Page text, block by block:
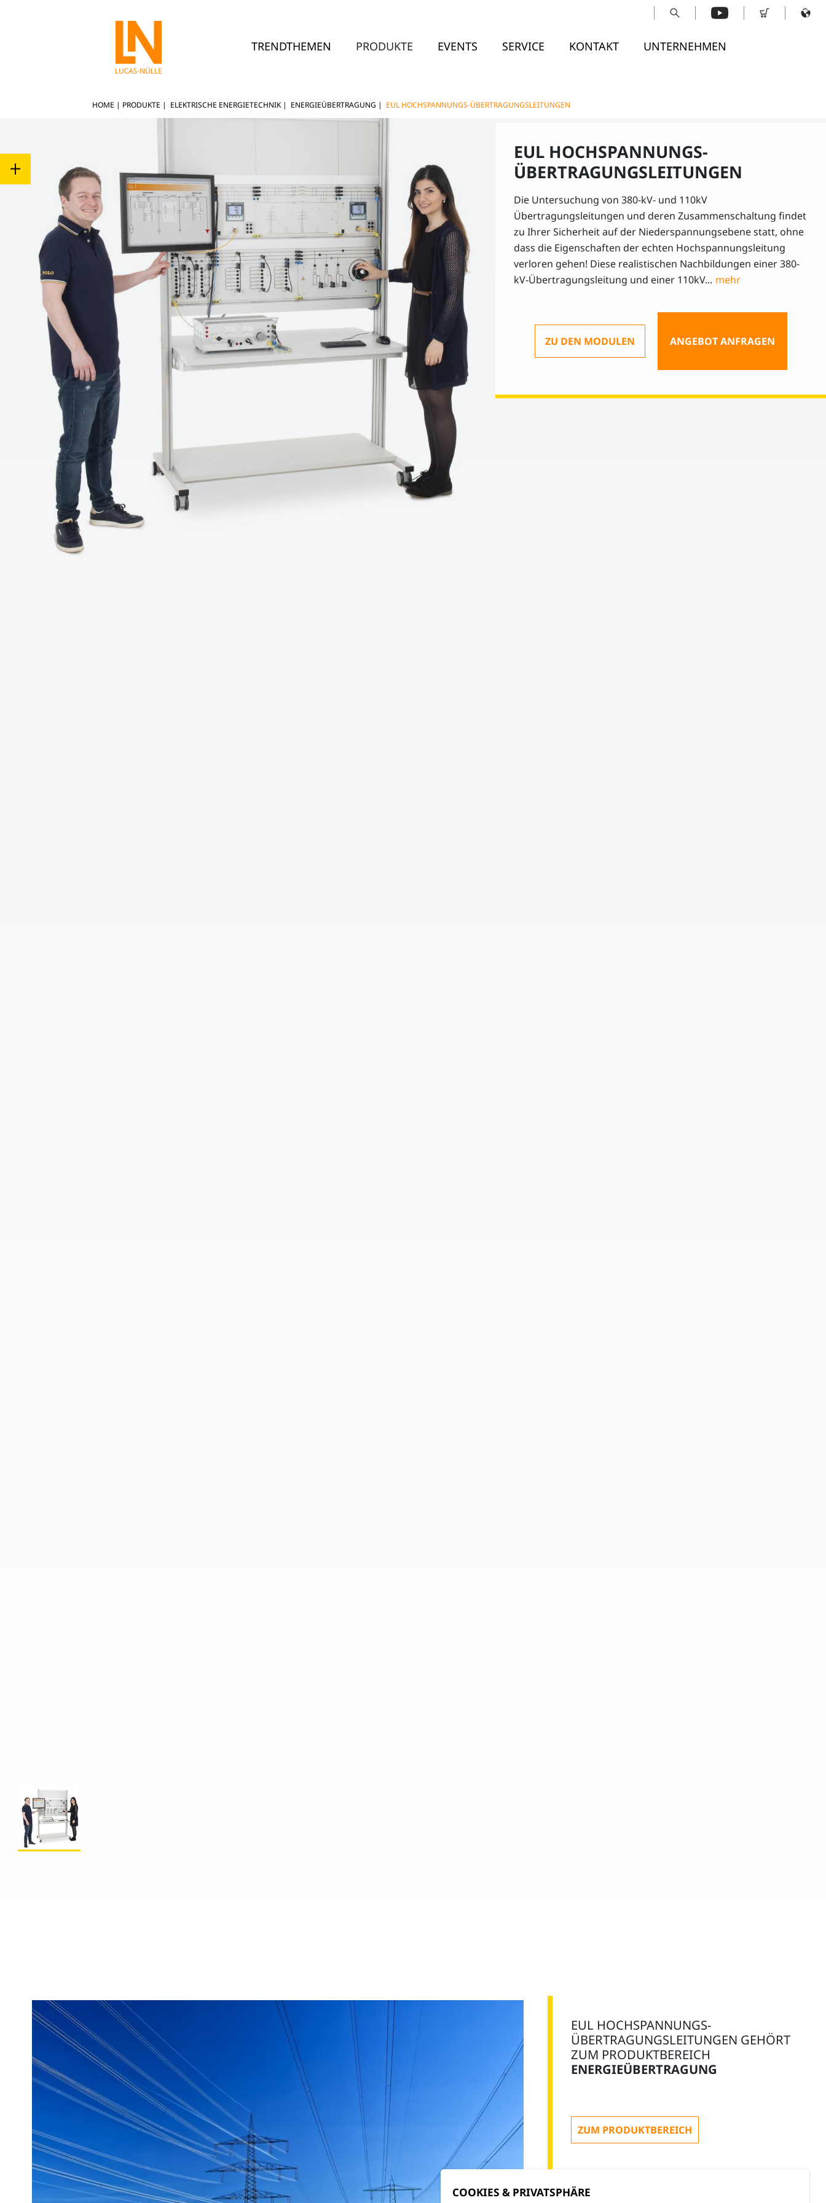
TRENDTHEMEN PRODUKTE EVENTS SERVICE KONTAKT UNTERNEHMEN
HOME | PRODUKTE | ELEKTRISCHE ENERGIETECHNIK | ENERGIEÜBERTRAGUNG | EUL HOCHSPANNUNGS-ÜBERTRAGUNGSLEITUNGEN
EUL HOCHSPANNUNGS-
ÜBERTRAGUNGSLEITUNGEN
Die Untersuchung von 380-kV- und 110kV
Übertragungsleitungen und deren Zusammenschaltung findet
zu Ihrer Sicherheit auf der Niederspannungsebene statt, ohne
dass die Eigenschaften der echten Hochspannungsleitung
verloren gehen! Diese realistischen Nachbildungen einer 380-
kV-Übertragungsleitung und einer 110kV...
ZU DEN MODULEN ANGEBOT ANFRAGEN
EUL HOCHSPANNUNGS-
ÜBERTRAGUNGSLEITUNGEN GEHÖRT
ZUM PRODUKTBEREICH
ENERGIEÜBERTRAGUNG
ZUM PRODUKTBEREICH
COOKIES & PRIVATSPHÄRE